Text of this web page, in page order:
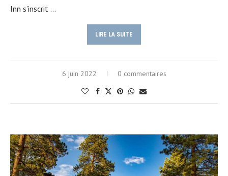
Inn s’inscrit …
LIRE LA SUITE
6 juin 2022 0 commentaires